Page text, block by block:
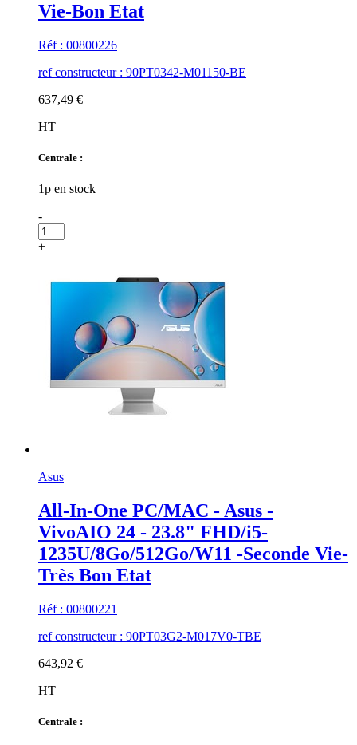
Vie-Bon Etat
Réf : 00800226
ref constructeur : 90PT0342-M01150-BE
637,49 €
HT
Centrale :
1p en stock
-
+
Asus
All-In-One PC/MAC - Asus -
VivoAIO 24 - 23.8" FHD/i5-
1235U/8Go/512Go/W11 -Seconde Vie-
Très Bon Etat
Réf : 00800221
ref constructeur : 90PT03G2-M017V0-TBE
643,92 €
HT
Centrale :